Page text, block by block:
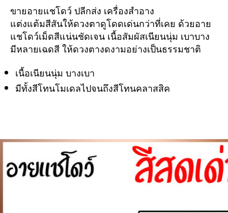
ถูก
คุณภาพ
กัน
น้ำ
ติด
ขายอายแชโดว์ ปลีกส่ง เครื่องสำอาง
แต่งแต้มสีสันให้ดวงตาดูโดดเด่นกว่าที่เคย ด้วยอาย
แชโดว์เม็ดสีแน่นชัดเจน เนื้อสัมผัสเนียนนุ่ม เบาบาง
มีหลายเฉดสี ให้ดวงตางดงามอย่างเป็นธรรมชาติ
เนื้อเนียนนุ่ม บางเบา
มีทั้งสีโทนโมเดลไปจนถึงสีโทนคลาสสิค